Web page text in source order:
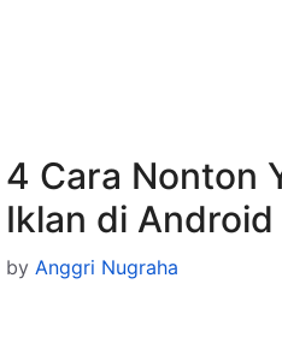
4 Cara Nonton
Iklan di Android
by Anggri Nugraha